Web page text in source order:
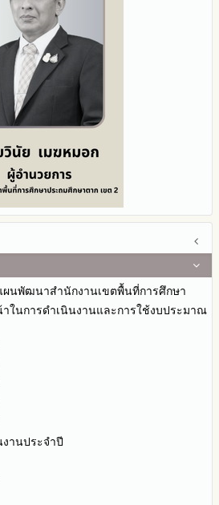
นาจ
งทางการสอบถาม
วข้อง
ส่วนบุคคล
เกี่ยวข้องกับแนวทางส่งเสริมความ
นพัฒนาสำนักงานเขตพื้นที่การศึกษา
ในการดำเนินงานและการใช้งบประมาณ
านประจำปี